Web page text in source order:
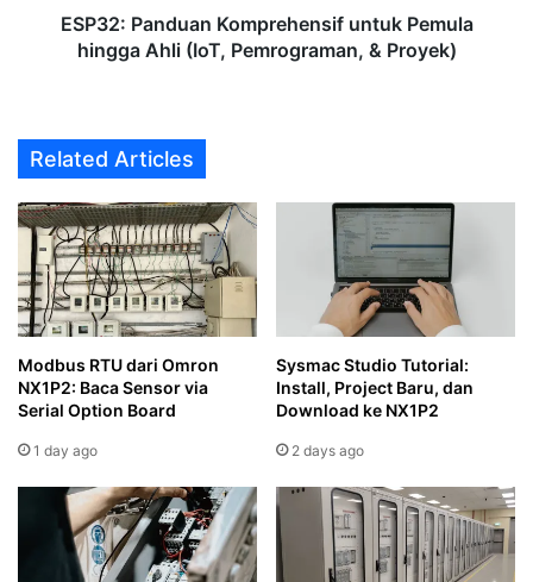
Proyek)ESP32: Panduan Komprehensif untuk Pemula
hingga Ahli (IoT, Pemrograman, & Proyek)
Related Articles
Modbus RTU dari Omron
NX1P2: Baca Sensor via
Serial Option Board
1 day ago
Sysmac Studio Tutorial:
Install, Project Baru, dan
Download ke NX1P2
2 days ago